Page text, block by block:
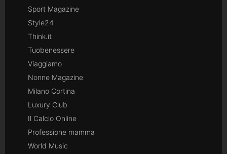
Sport Magazine
Style24
Think.it
Tuobenessere
Viaggiamo
Nonne Magazine
Milano Cortina
Luxury Club
Il Calcio Online
Professione mamma
World Music